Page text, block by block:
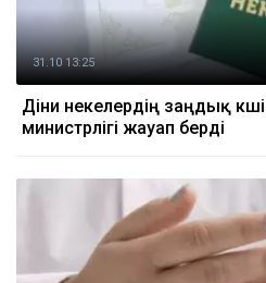
31.10 13:25
Діни некелердің заңдық
министрлігі жауап берді